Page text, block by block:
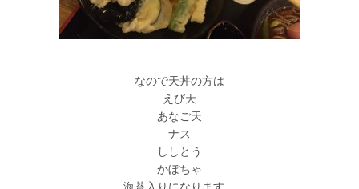
なので天丼の方は
えび天
あなご天
ナス
ししとう
かぼちゃ